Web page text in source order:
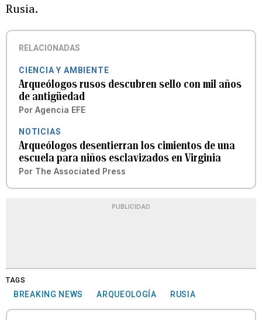
Rusia.
RELACIONADAS
CIENCIA Y AMBIENTE
Arqueólogos rusos descubren sello con mil años
de antigüedad
Por Agencia EFE
NOTICIAS
Arqueólogos desentierran los cimientos de una
escuela para niños esclavizados en Virginia
Por The Associated Press
PUBLICIDAD
TAGS
BREAKING NEWS ARQUEOLOGÍA RUSIA